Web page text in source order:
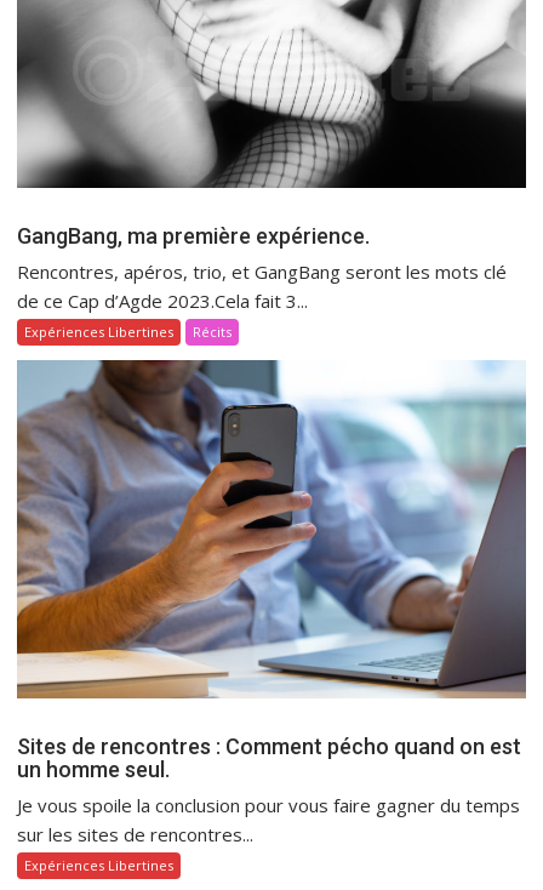
GangBang, ma première expérience.
Rencontres, apéros, trio, et GangBang seront les mots clé
de ce Cap d’Agde 2023.Cela fait 3...
Expériences Libertines Récits
Sites de rencontres : Comment pécho quand on est
un homme seul.
Je vous spoile la conclusion pour vous faire gagner du temps
sur les sites de rencontres...
Expériences Libertines